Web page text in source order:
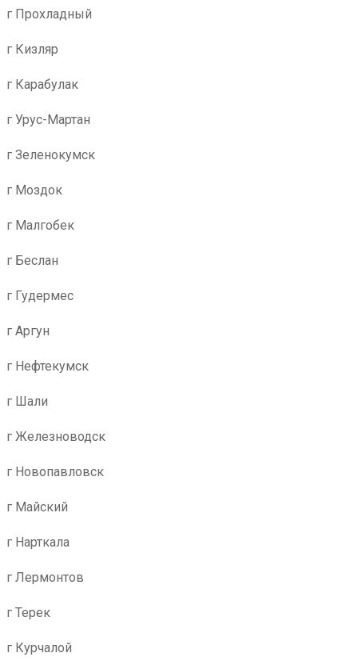
г Прохладный
г Кизляр
г Карабулак
г Урус-Мартан
г Зеленокумск
г Моздок
г Малгобек
г Беслан
г Гудермес
г Аргун
г Нефтекумск
г Шали
г Железноводск
г Новопавловск
г Майский
г Нарткала
г Лермонтов
г Терек
г Курчалой